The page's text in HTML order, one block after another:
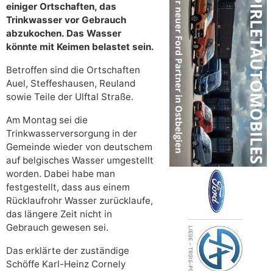
einiger Ortschaften, das
Trinkwasser vor Gebrauch
abzukochen. Das Wasser
könnte mit Keimen belastet sein.
Betroffen sind die Ortschaften
Auel, Steffeshausen, Reuland
sowie Teile der Ulftal Straße.
Am Montag sei die
Trinkwasserversorgung in der
Gemeinde wieder von deutschem
auf belgisches Wasser umgestellt
worden. Dabei habe man
festgestellt, dass aus einem
Rücklaufrohr Wasser zurücklaufe,
das längere Zeit nicht in
Gebrauch gewesen sei.
Das erklärte der zuständige
Schöffe Karl-Heinz Cornely